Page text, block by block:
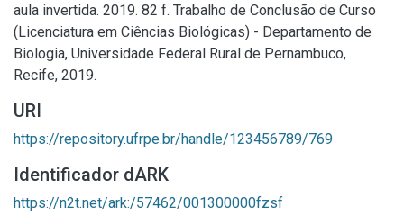
aula invertida. 2019. 82 f. Trabalho de Conclusão de Curso
(Licenciatura em Ciências Biológicas) - Departamento de
Biologia, Universidade Federal Rural de Pernambuco,
Recife, 2019.
URI
https://repository.ufrpe.br/handle/123456789/769
Identificador dARK
https://n2t.net/ark:/57462/001300000fzsf